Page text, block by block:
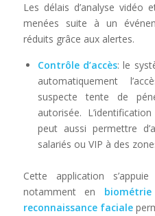
Les délais d’analyse vidéo
menées suite à un
réduits grâce aux alertes.
Contrôle d’accès: le
automatiquement
suspecte tente de
autorisée.
peut aussi permettre
salariés ou VIP à des
Cette application s’appuie
notamment en biométrie
reconnaissance faciale